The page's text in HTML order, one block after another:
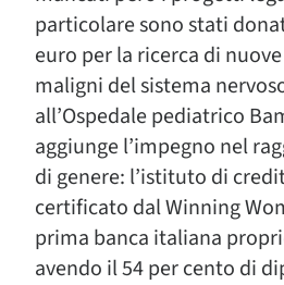
particolare sono stati
euro per la ricerca di
maligni del sistema
all’Ospedale pediatrico
aggiunge l’impegno nel
di genere: l’istituto di
certificato dal Winning
prima banca italiana
avendo il 54 per cento di